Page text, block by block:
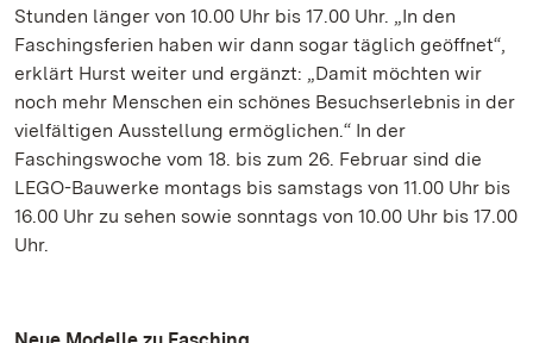
Stunden länger von 10.00 Uhr bis 17.00 Uhr. „In den
Faschingsferien haben wir dann sogar täglich geöffnet“,
erklärt Hurst weiter und ergänzt: „Damit möchten wir
noch mehr Menschen ein schönes Besuchserlebnis in der
vielfältigen Ausstellung ermöglichen.“ In der
Faschingswoche vom 18. bis zum 26. Februar sind die
LEGO-Bauwerke montags bis samstags von 11.00 Uhr bis
16.00 Uhr zu sehen sowie sonntags von 10.00 Uhr bis 17.00
Uhr.